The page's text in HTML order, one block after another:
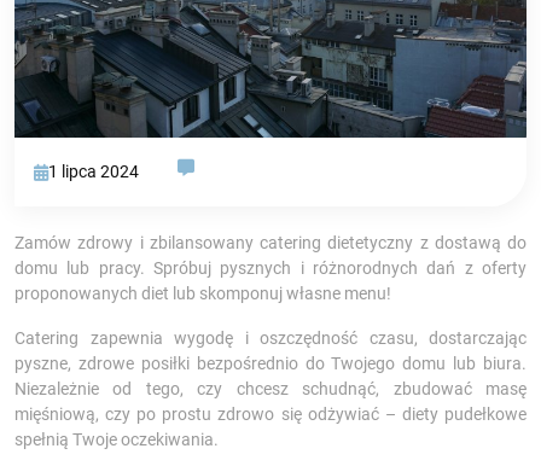
1 lipca 2024
Zamów zdrowy i zbilansowany catering dietetyczny z dostawą do
domu lub pracy. Spróbuj pysznych i różnorodnych dań z oferty
proponowanych diet lub skomponuj własne menu!
Catering zapewnia wygodę i oszczędność czasu, dostarczając
pyszne, zdrowe posiłki bezpośrednio do Twojego domu lub biura.
Niezależnie od tego, czy chcesz schudnąć, zbudować masę
mięśniową, czy po prostu zdrowo się odżywiać – diety pudełkowe
spełnią Twoje oczekiwania.